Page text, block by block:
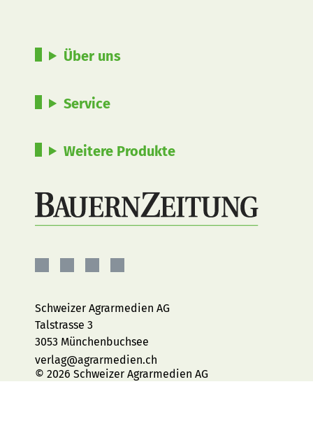
Über uns
Service
Weitere Produkte
Facebook
Instagram
YouTubeLinkedIn
Schweizer Agrarmedien AG
Talstrasse 3
3053 Münchenbuchsee
verlag@agrarmedien.ch
© 2026 Schweizer Agrarmedien AG